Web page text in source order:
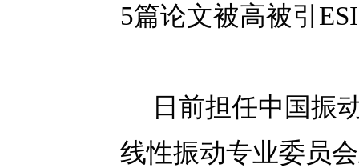
5篇论文被高被引
日前担任中国振
线性振动专业委员